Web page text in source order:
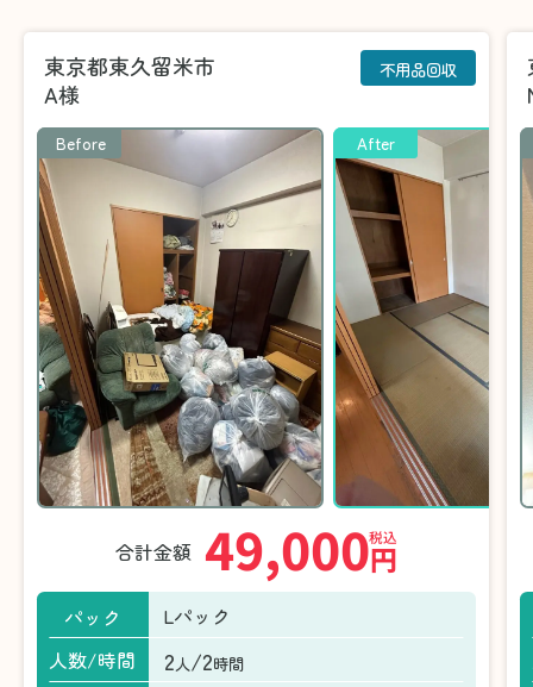
東京都東久留米市
A様
不用品回収
Before After
合計金額 49,000円
税込
パック
Lパック
人数/時間
2人/2時間